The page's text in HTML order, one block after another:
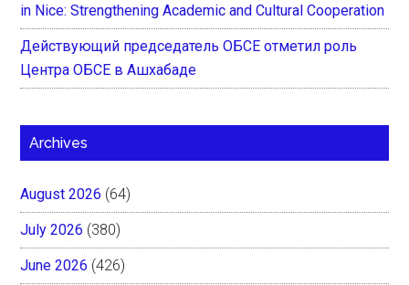
in Nice: Strengthening Academic and Cultural Cooperation
Действующий председатель ОБСЕ отметил роль
Центра ОБСЕ в Ашхабаде
Archives
August 2026 (64)
July 2026 (380)
June 2026 (426)